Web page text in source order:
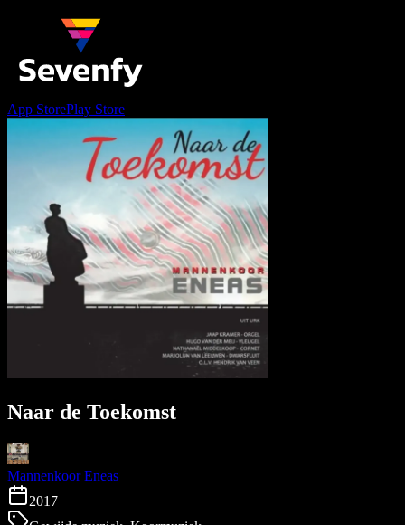
App StorePlay Store
Naar de Toekomst
Mannenkoor Eneas
2017